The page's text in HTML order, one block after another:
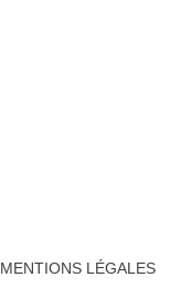
MENTIONS LÉGALES